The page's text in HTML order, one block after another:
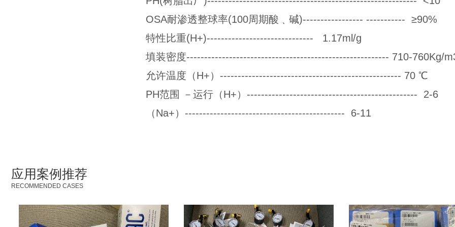
OSA耐渗透整球率(100周期酸﹑碱)----------------- ----------- ≥90%
特性比重(H+)------------------------------ 1.17ml/g
填装密度--------------------------------------------------------- 710-760Kg/
允许温度（H+）--------------------------------------------------- 70 ℃
PH范围 －运行（H+）------------------------------------------------ 2-6
（Na+）--------------------------------------------- 6-11
应用案例推荐
RECOMMENDED CASES